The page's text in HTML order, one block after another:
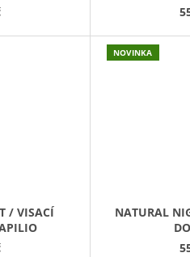
/ VISACÍ
NOVINKA
NATURAL